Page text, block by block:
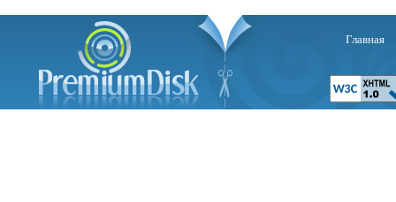
Главная